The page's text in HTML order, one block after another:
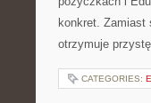
konkret. Zamiast
otrzymuje
CATEGORIES: